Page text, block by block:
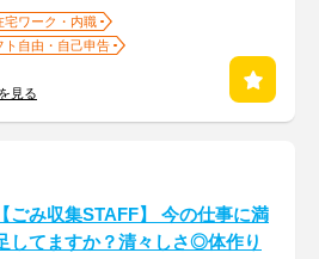
宅ワーク・内職
ト自由・自己申告
見る
【ごみ収集STAFF】 今の仕事に満
してますか？清々しさ◎体作り